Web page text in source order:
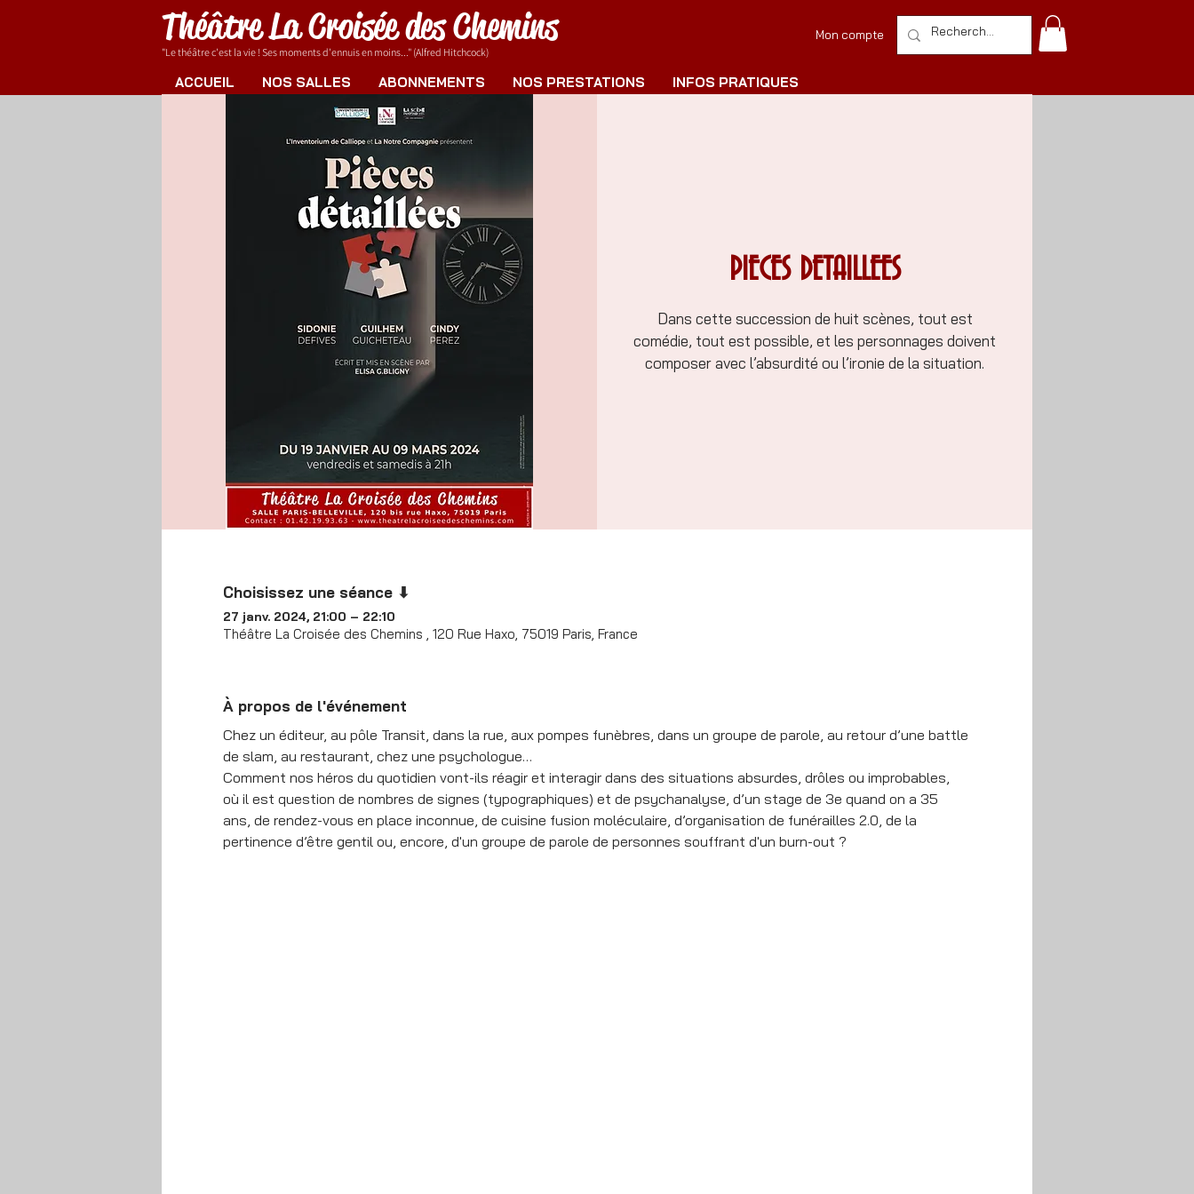
Théâtre La Croisée des Chemins
"Le théâtre c'est la vie ! Ses moments d'ennuis en moins..." (Alfred Hitchcock)
Mon compte
ACCUEIL NOS SALLES ABONNEMENTS NOS PRESTATIONS INFOS PRATIQUES
PIECES DETAILLEES
Dans cette succession de huit scènes, tout est
comédie, tout est possible, et les personnages doivent
composer avec l’absurdité ou l’ironie de la situation.
Choisissez une séance ⬇
27 janv. 2024, 21:00 – 22:10
Théâtre La Croisée des Chemins , 120 Rue Haxo, 75019 Paris, France
À propos de l'événement
Chez un éditeur, au pôle Transit, dans la rue, aux pompes funèbres, dans un groupe de parole, au retour d’une battle
de slam, au restaurant, chez une psychologue…
Comment nos héros du quotidien vont-ils réagir et interagir dans des situations absurdes, drôles ou improbables,
où il est question de nombres de signes (typographiques) et de psychanalyse, d’un stage de 3e quand on a 35
ans, de rendez-vous en place inconnue, de cuisine fusion moléculaire, d’organisation de funérailles 2.0, de la
pertinence d’être gentil ou, encore, d'un groupe de parole de personnes souffrant d'un burn-out ?